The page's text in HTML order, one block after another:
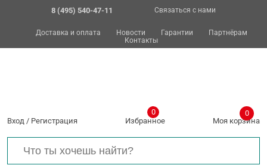
8 (495) 540-47-11 Связаться с нами
Доставка и оплата Новости Гарантии
Партнёрам
Контакты
Вход / Регистрация Избранное
0
Моя корзина
0